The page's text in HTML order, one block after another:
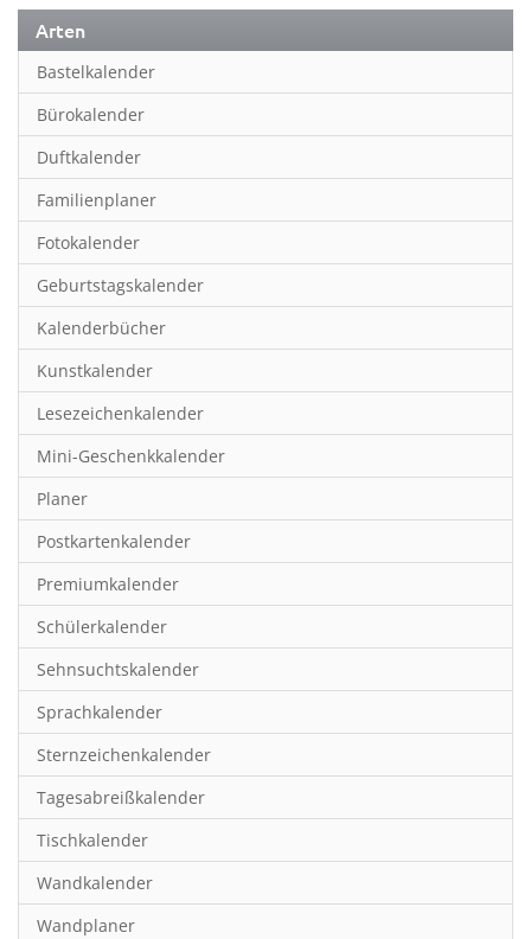
Erotik
Essen & Trinken
Familienplaner
Fantasy
Film
Fotokunst
Frauen
Fußball
Gaming
Geburtstagskalender
Geschichte
Hobby & Basteln
Humor & Cartoon
Inspiration & Entspannung
Inspiration & Spiritualität
Kinderkalender
Kunst
Länder & Städte
Landschaft & Natur
Lifestyle
Literatur
Manga & Animé
Arten
Bastelkalender
Bürokalender
Duftkalender
Familienplaner
Fotokalender
Geburtstagskalender
Kalenderbücher
Kunstkalender
Lesezeichenkalender
Mini-Geschenkkalender
Planer
Postkartenkalender
Premiumkalender
Schülerkalender
Sehnsuchtskalender
Sprachkalender
Sternzeichenkalender
Tagesabreißkalender
Tischkalender
Wandkalender
Wandplaner